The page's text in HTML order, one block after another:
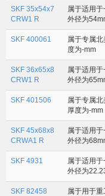
SKF 35x54x7
CRW1 R
属于适用
外径为
SKF 400061
属于专属
度为-mm
SKF 36x65x8
CRW1 R
属于适用
外径为
SKF 401506
属于专属
厚度为-mm
SKF 45x68x8
CRWA1 R
属于适用
外径为
SKF 4931
属于适用
外径为
SKF 82458
属于用于